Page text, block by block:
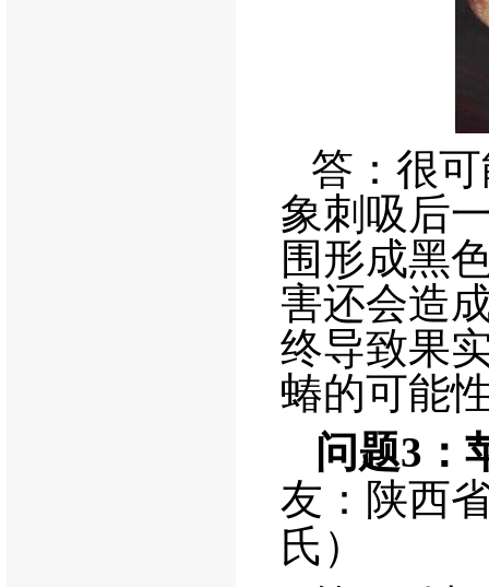
答：很
象刺吸后
围形成黑
害还会造
终导致果
蝽的可能
问题3
友：陕西
氏）